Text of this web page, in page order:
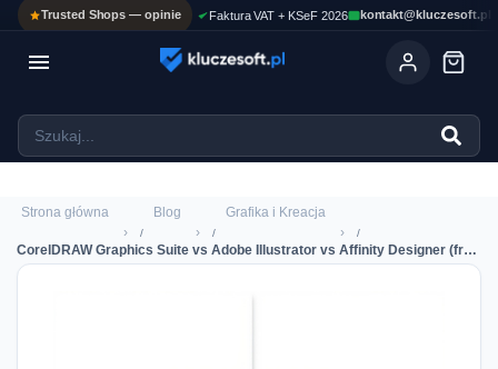
Trusted Shops — opinie Faktura VAT + KSeF 2026 kontakt@kluczesoft.pl

Strona główna
›
Blog
›
Grafika i Kreacja
›
CorelDRAW Graphics Suite vs Adobe Illustrator vs Affinity Designer (free 2026) — agencja kreatywna
ASYSTENT AI